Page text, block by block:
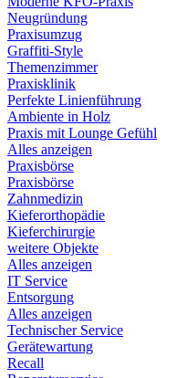
Neugründung
Praxisumzug
Graffiti-Style
Themenzimmer
Praxisklinik
Perfekte Linienführung
Ambiente in Holz
Praxis mit Lounge Gefühl
Alles anzeigen
Praxisbörse
Praxisbörse
Zahnmedizin
Kieferorthopädie
Kieferchirurgie
weitere Objekte
Alles anzeigen
IT Service
Entsorgung
Alles anzeigen
Technischer Service
Gerätewartung
Recall